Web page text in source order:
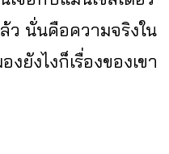
ว นั่นคือความจริงใน
ยังไงก็เรื่องของเขา